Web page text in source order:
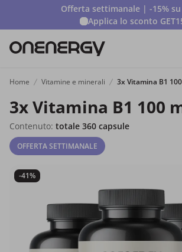
Offerta settimanale | -15%
Applica lo sconto
Home Vitamine e minerali 3x Vitamina B1
3x Vitamina B1 100
Contenuto: totale 360 capsule
OFFERTA SETTIMANALE
-41%